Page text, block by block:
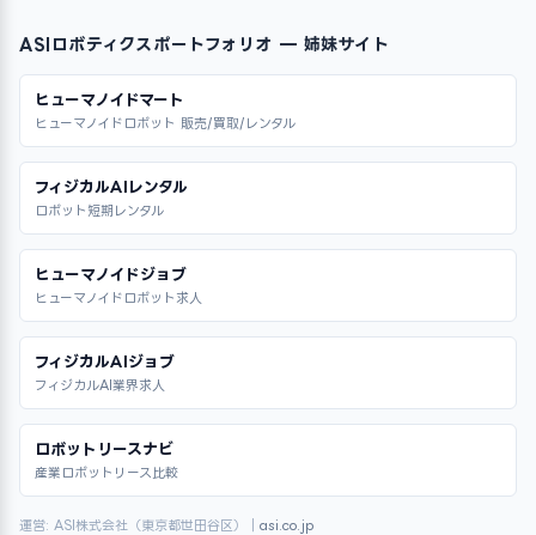
ASIロボティクスポートフォリオ — 姉妹サイト
ヒューマノイドマート
ヒューマノイドロボット 販売/買取/レンタル
フィジカルAIレンタル
ロボット短期レンタル
ヒューマノイドジョブ
ヒューマノイドロボット求人
フィジカルAIジョブ
フィジカルAI業界求人
ロボットリースナビ
産業ロボットリース比較
運営: ASI株式会社（東京都世田谷区）｜ asi.co.jp